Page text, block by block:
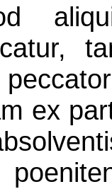
ex